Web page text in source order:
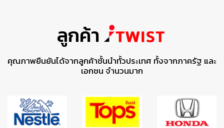
ลูกค้า
คุณภาพยืนยันได้จากลูกค้าชั้นนำทั้วประเทศ ทั้งจากภาครัฐ และ
เอกชน จำนวนมาก